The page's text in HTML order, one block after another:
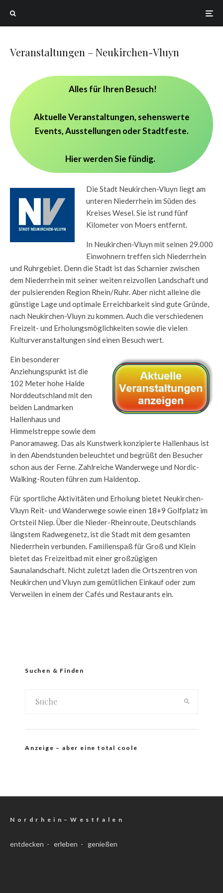
Veranstaltungen – Neukirchen-Vluyn
Alles für Ihren Besuch!
Aktuelle Veranstaltungen, sehenswerte
Events, Ausstellungen oder Stadtfeste.
Hier werden Sie fündig.
Die Stadt Neukirchen-Vluyn liegt am
unteren Niederrhein im Süden des
Kreises Wesel. Sie ist rund fünf
Kilometer von Moers entfernt.
In Neukirchen-Vluyn mit seinen 29.000
Einwohnern treffen sich Niederrhein
und Ruhrgebiet. Denn die Stadt ist das Scharnier zwischen
dem Niederrhein mit seiner weiten reizvollen Landschaft und
der pulsierenden Region Rhein/Ruhr. Aber nicht alleine die
günstige Lage und optimale Erreichbarkeit sind gute Gründe,
nach Neukirchen-Vluyn zu kommen. Auch die verschiedenen
Freizeit- und Erholungsmöglichkeiten sowie die vielen
Kulturveranstaltungen sind einen Besuch wert.
Ein besonderer
Anziehungspunkt ist die
102 Meter hohe Halde
Norddeutschland mit den
beiden Landmarken
Hallenhaus und
Himmelstreppe sowie dem
Panoramaweg. Das als Kunstwerk konzipierte Hallenhaus ist
in den Abendstunden beleuchtet und begrüßt den Besucher
schon aus der Ferne. Zahlreiche Wanderwege und Nordic-
Walking-Routen führen zum Haldentop.
Für sportliche Aktivitäten und Erholung bietet Neukirchen-
Vluyn Reit- und Wanderwege sowie einen 18+9 Golfplatz im
Ortsteil Niep. Über die Nieder-Rheinroute, Deutschlands
längstem Radwegenetz, ist die Stadt mit dem gesamten
Niederrhein verbunden. Familienspaß für Groß und Klein
bietet das Freizeitbad mit einer großzügigen
Saunalandschaft. Nicht zuletzt laden die Ortszentren von
Neukirchen und Vluyn zum gemütlichen Einkauf oder zum
Verweilen in einem der Cafés und Restaurants ein.
Suchen & Finden
Anzeige – aber eine total coole
N o r d r h e i n – W e s t f a l e n
entdecken - erleben - genießen